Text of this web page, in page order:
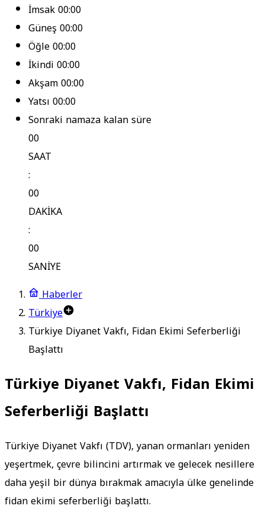
İmsak00:00
Güneş00:00
Öğle00:00
İkindi00:00
Akşam00:00
Yatsı00:00
Sonraki namaza kalan süre
00
SAAT
:
00
DAKİKA
:
00
SANİYE
Haberler
Türkiye
Türkiye Diyanet Vakfı, Fidan Ekimi Seferberliği
Başlattı
Türkiye Diyanet Vakfı, Fidan Ekimi
Seferberliği Başlattı
Türkiye Diyanet Vakfı (TDV), yanan ormanları yeniden
yeşertmek, çevre bilincini artırmak ve gelecek nesillere
daha yeşil bir dünya bırakmak amacıyla ülke genelinde
fidan ekimi seferberliği başlattı.